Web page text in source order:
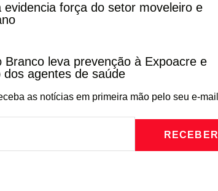
evidencia força do setor moveleiro e
Branco leva prevenção à Expoacre e
agentes de saúde
as notícias em primeira mão pelo seu e-mail
RECEBER